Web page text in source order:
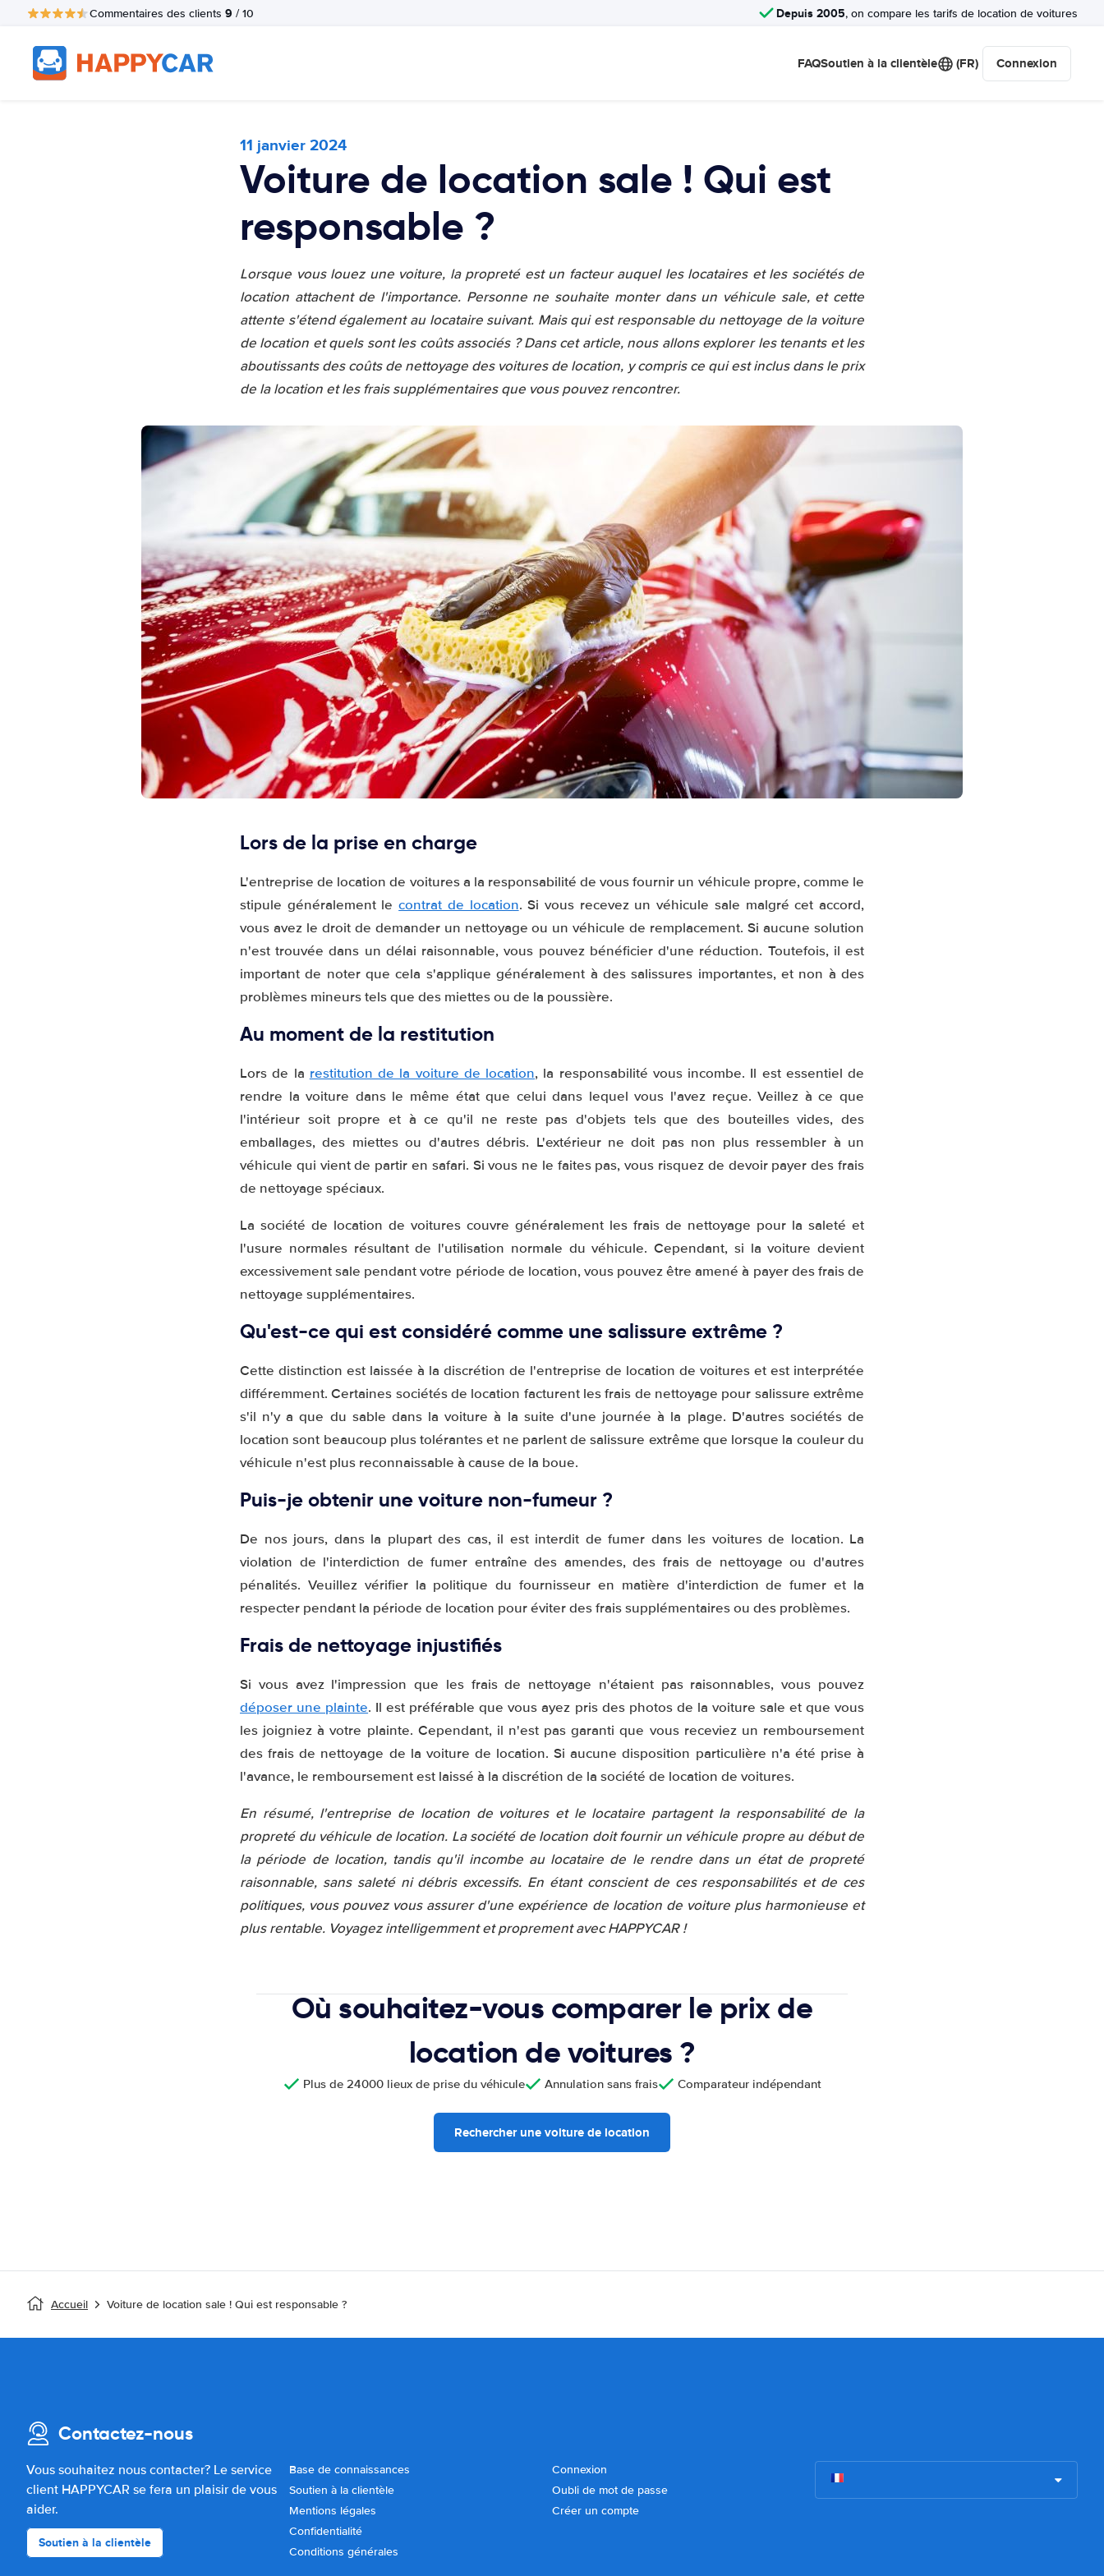
Commentaires des clients 9 / 10 Depuis 2005, on compare les tarifs de location de voitures
FAQSoutien à la clientèle (FR) Connexion
11 janvier 2024
Voiture de location sale ! Qui est
responsable ?
Lorsque vous louez une voiture, la propreté est un facteur auquel les locataires et les sociétés de
location attachent de l'importance. Personne ne souhaite monter dans un véhicule sale, et cette
attente s'étend également au locataire suivant. Mais qui est responsable du nettoyage de la voiture
de location et quels sont les coûts associés ? Dans cet article, nous allons explorer les tenants et les
aboutissants des coûts de nettoyage des voitures de location, y compris ce qui est inclus dans le prix
de la location et les frais supplémentaires que vous pouvez rencontrer.
Lors de la prise en charge
L'entreprise de location de voitures a la responsabilité de vous fournir un véhicule propre, comme le
stipule généralement lecontrat de location. Si vous recevez un véhicule sale malgré cet accord,
vous avez le droit de demander un nettoyage ou un véhicule de remplacement. Si aucune solution
n'est trouvée dans un délai raisonnable, vous pouvez bénéficier d'une réduction. Toutefois, il est
important de noter que cela s'applique généralement à des salissures importantes, et non à des
problèmes mineurs tels que des miettes ou de la poussière.
Au moment de la restitution
Lors de la restitution de la voiture de location, la responsabilité vous incombe. Il est essentiel de
rendre la voiture dans le même état que celui dans lequel vous l'avez reçue. Veillez à ce que
l'intérieur soit propre et à ce qu'il ne reste pas d'objets tels que des bouteilles vides, des
emballages, des miettes ou d'autres débris. L'extérieur ne doit pas non plus ressembler à un
véhicule qui vient de partir en safari. Si vous ne le faites pas, vous risquez de devoir payer des frais
de nettoyage spéciaux.
La société de location de voitures couvre généralement les frais de nettoyage pour la saleté et
l'usure normales résultant de l'utilisation normale du véhicule. Cependant, si la voiture devient
excessivement sale pendant votre période de location, vous pouvez être amené à payer des frais de
nettoyage supplémentaires.
Qu'est-ce qui est considéré comme une salissure extrême ?
Cette distinction est laissée à la discrétion de l'entreprise de location de voitures et est interprétée
différemment. Certaines sociétés de location facturent les frais de nettoyage pour salissure extrême
s'il n'y a que du sable dans la voiture à la suite d'une journée à la plage. D'autres sociétés de
location sont beaucoup plus tolérantes et ne parlent de salissure extrême que lorsque la couleur du
véhicule n'est plus reconnaissable à cause de la boue.
Puis-je obtenir une voiture non-fumeur ?
De nos jours, dans la plupart des cas, il est interdit de fumer dans les voitures de location. La
violation de l'interdiction de fumer entraîne des amendes, des frais de nettoyage ou d'autres
pénalités. Veuillez vérifier la politique du fournisseur en matière d'interdiction de fumer et la
respecter pendant la période de location pour éviter des frais supplémentaires ou des problèmes.
Frais de nettoyage injustifiés
Si vous avez l'impression que les frais de nettoyage n'étaient pas raisonnables, vous pouvez
déposer une plainte. Il est préférable que vous ayez pris des photos de la voiture sale et que vous
les joigniez à votre plainte. Cependant, il n'est pas garanti que vous receviez un remboursement
des frais de nettoyage de la voiture de location. Si aucune disposition particulière n'a été prise à
l'avance, le remboursement est laissé à la discrétion de la société de location de voitures.
En résumé, l'entreprise de location de voitures et le locataire partagent la responsabilité de la
propreté du véhicule de location. La société de location doit fournir un véhicule propre au début de
la période de location, tandis qu'il incombe au locataire de le rendre dans un état de propreté
raisonnable, sans saleté ni débris excessifs. En étant conscient de ces responsabilités et de ces
politiques, vous pouvez vous assurer d'une expérience de location de voiture plus harmonieuse et
plus rentable. Voyagez intelligemment et proprement avec HAPPYCAR !
Où souhaitez-vous comparer le prix de
location de voitures ?
Plus de 24000 lieux de prise du véhicule Annulation sans frais Comparateur indépendant
Rechercher une voiture de location
Accueil Voiture de location sale ! Qui est responsable ?
Contactez-nous
Vous souhaitez nous contacter? Le service
client HAPPYCAR se fera un plaisir de vous
aider.
Soutien à la clientèle
Base de connaissances
Soutien à la clientèle
Mentions légales
Confidentialité
Conditions générales
Connexion
Oubli de mot de passe
Créer un compte